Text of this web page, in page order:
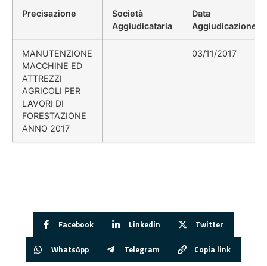
Precisazione
Società
Aggiudicataria
Data
Aggiudicazione
MANUTENZIONE
MACCHINE ED
ATTREZZI
AGRICOLI PER
LAVORI DI
FORESTAZIONE
ANNO 2017
03/11/2017
Facebook Linkedin Twitter
WhatsApp Telegram Copia link